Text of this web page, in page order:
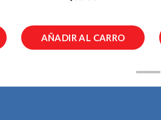
AÑADIR AL CARRO